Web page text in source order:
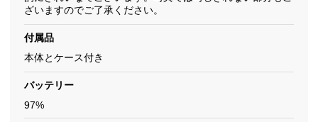
ざいますのでご了承ください。
付属品
本体とケース付き
バッテリー
97%